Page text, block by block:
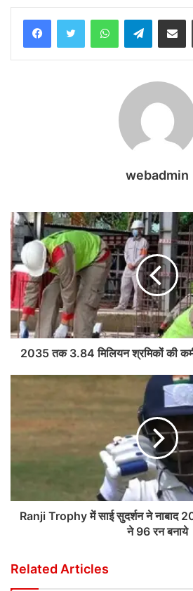
WhatsAppTelegram
webadmin
2035 तक 3.84 मिलियन श्रमिकों की कमी
Ranji Trophy में साई सुदर्शन ने नाबाद
ने 96 रन बनाये
Related Articles